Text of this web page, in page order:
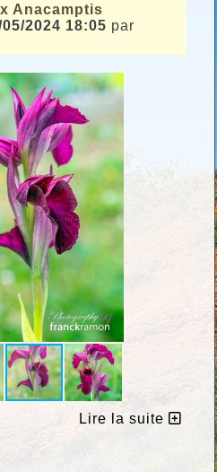
Anacamptis
05/2024 18:05 par
Lire la suite